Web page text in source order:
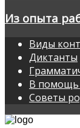
Из опыта
Виды
Диктанты
В помощь
Советы